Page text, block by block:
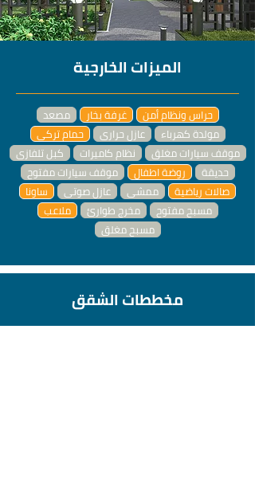
الميزات الخارجية
مصعد غرفة بخار
حراس ونظام أمن
حمام تركي
عازل حراري
مولدة كهرباء
كبل تلفازي
نظام كاميرات
موقف سيارات مغلق
موقف سيارات مفتوح
روضة اطفال
حديقة
ساونا
عازل صوتي ممشى
صالات رياضية
ملاعب
مخرج طوارئ
مسبح مفتوح
مسبح مغلق
مخططات الشقق